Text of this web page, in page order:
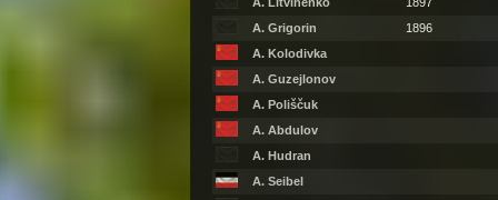
A. Litvinenko
1897
A. Grigorin
1896
A. Kolodivka
A. Guzejlonov
A. Poliščuk
A. Abdulov
A. Hudran
A. Seibel